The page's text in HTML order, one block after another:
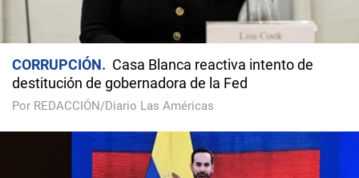
CORRUPCIÓN
Casa Blanca reactiva intento de
destitución de gobernadora de la Fed
Por REDACCIÓN/Diario Las Américas